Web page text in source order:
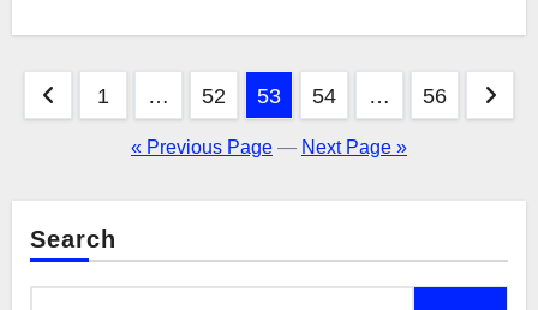
Posts
pagination
1 … 52 53 54 … 56
« Previous Page — Next Page »
Search